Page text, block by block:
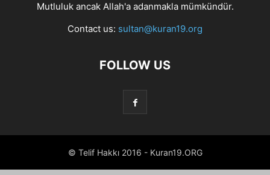
Mutluluk ancak Allah'a adanmakla mümkündür.
Contact us: sultan@kuran19.org
FOLLOW US
© Telif Hakkı 2016 - Kuran19.ORG